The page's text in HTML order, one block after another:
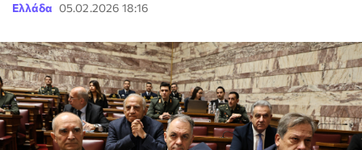
Ελλάδα 05.02.2026 18:16